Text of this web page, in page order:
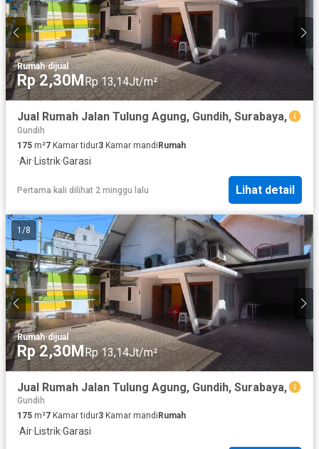
Rumah·dijual
Rp 2,30MRp 13,14Jt/m²
Jual Rumah Jalan Tulung Agung, Gundih, Surabaya,
Gundih
175 m²7 Kamar tidur3 Kamar mandiRumah
·Air· Listrik·Garasi
Pertama kali dilihat 2 minggu lalu Lihat detail
1 /8
Rumah·dijual
Rp 2,30MRp 13,14Jt/m²
Jual Rumah Jalan Tulung Agung, Gundih, Surabaya,
Gundih
175 m²7 Kamar tidur3 Kamar mandi Rumah
·Air·Listrik·Garasi